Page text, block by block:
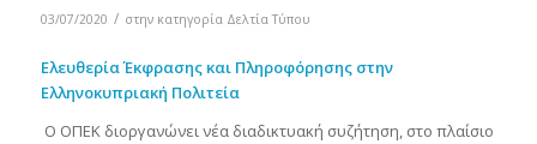
03/07/2020 / στην κατηγορία Δελτία Τύπου
Ελευθερία Έκφρασης και Πληροφόρησης στην
Ελληνοκυπριακή Πολιτεία
Ο ΟΠΕΚ διοργανώνει νέα διαδικτυακή συζήτηση, στο πλαίσιο